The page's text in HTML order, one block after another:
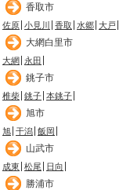
香取市
佐原 小見川 香取 水郷 大戸
大網白里市
大網 永田
銚子市
椎柴 銚子 本銚子
旭市
旭 干潟 飯岡
山武市
成東 松尾 日向
勝浦市